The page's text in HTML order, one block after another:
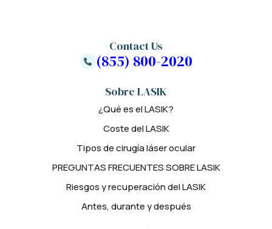
Sobre LASIK
¿Qué es el LASIK?
Coste del LASIK
Tipos de cirugía láser ocular
PREGUNTAS FRECUENTES SOBRE LASIK
Riesgos y recuperación del LASIK
Antes, durante y después
Contact Us
(855) 800-2020